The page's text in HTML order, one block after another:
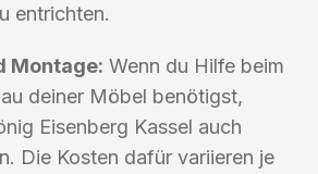
entrichten.
Montage: Wenn du Hilfe beim
deiner Möbel benötigst,
Eisenberg Kassel auch
Die Kosten dafür variieren je